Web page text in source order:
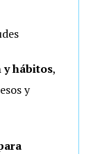
hábitos,
y